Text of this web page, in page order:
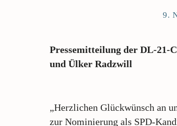
9.
Pressemitteilung der DL-21-
und Ülker Radzwill
„Herzlichen Glückwünsch an
zur Nominierung als SPD-